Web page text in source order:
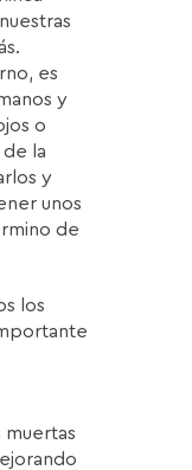
es
y
o
la
y
unos
de
los
muertas